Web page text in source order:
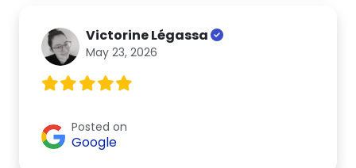
Victorine Légassa
May 23, 2026
Posted on
Google